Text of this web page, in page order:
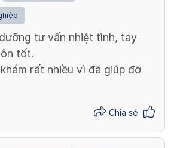
tư vấn nhiệt tình, tay
tốt.
rất nhiều vì đã giúp đỡ
Chia sẻ